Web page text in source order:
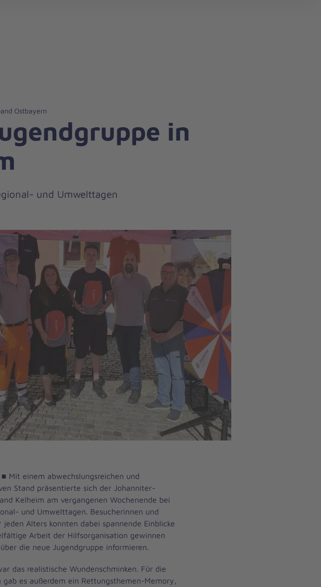
Ostbayern
in
und Umwelttagen
Mit einem abwechslungsreichen und
Stand präsentierte sich der Johanniter-
Kelheim am vergangenen Wochenende bei
und Umwelttagen. Besucherinnen und
jeden Alters konnten dabei spannende Einblicke
Arbeit der Hilfsorganisation gewinnen
die neue Jugendgruppe informieren.
das realistische Wundenschminken. Für die
gab es außerdem ein Rettungsthemen-Memory,